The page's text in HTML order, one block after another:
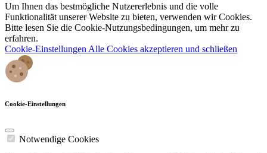
Um Ihnen das bestmögliche Nutzererlebnis und die volle
Funktionalität unserer Website zu bieten, verwenden wir Cookies.
Bitte lesen Sie die Cookie-Nutzungsbedingungen, um mehr zu
erfahren.
Cookie-Einstellungen Alle Cookies akzeptieren und schließen
Cookie-Einstellungen
Notwendige Cookies